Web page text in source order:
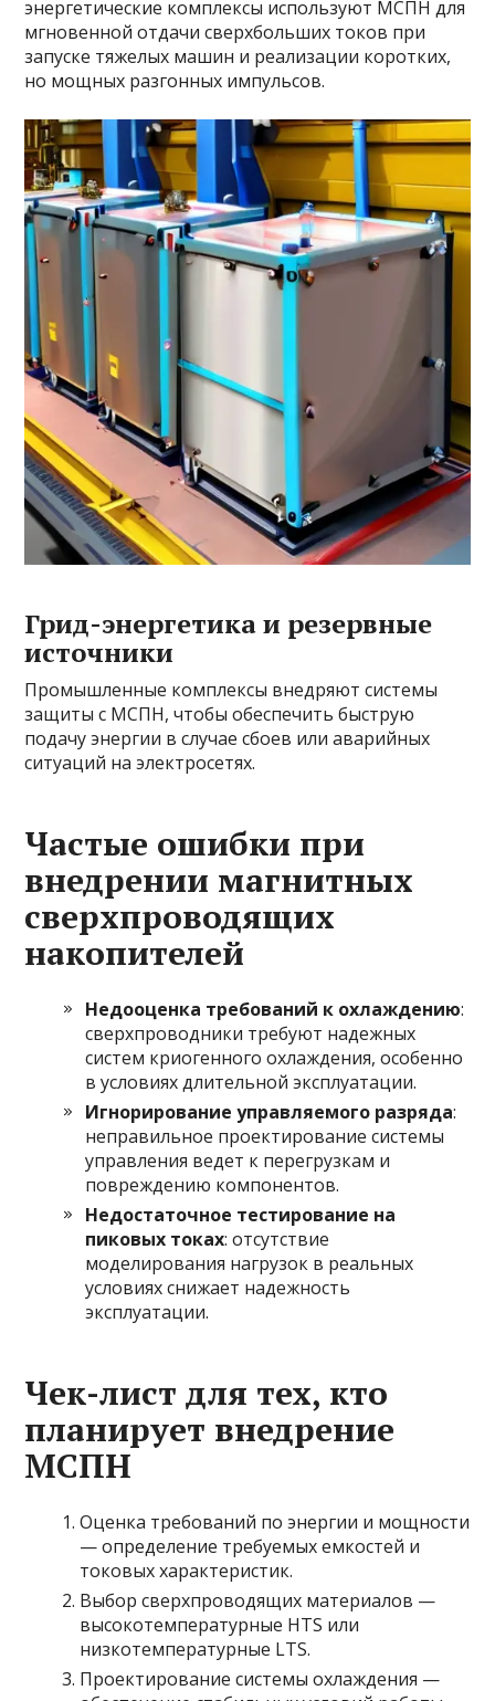
энергетические комплексы используют МСПН для
мгновенной отдачи сверхбольших токов при
запуске тяжелых машин и реализации коротких,
но мощных разгонных импульсов.
Грид-энергетика и резервные
источники
Промышленные комплексы внедряют системы
защиты с МСПН, чтобы обеспечить быструю
подачу энергии в случае сбоев или аварийных
ситуаций на электросетях.
Частые ошибки при
внедрении магнитных
сверхпроводящих
накопителей
Недооценка требований к охлаждению:
сверхпроводники требуют надежных
систем криогенного охлаждения, особенно
в условиях длительной эксплуатации.
Игнорирование управляемого разряда:
неправильное проектирование системы
управления ведет к перегрузкам и
повреждению компонентов.
Недостаточное тестирование на
пиковых токах: отсутствие
моделирования нагрузок в реальных
условиях снижает надежность
эксплуатации.
Чек-лист для тех, кто
планирует внедрение
МСПН
Оценка требований по энергии и мощности
— определение требуемых емкостей и
токовых характеристик.
Выбор сверхпроводящих материалов —
высокотемпературные HTS или
низкотемпературные LTS.
Проектирование системы охлаждения —